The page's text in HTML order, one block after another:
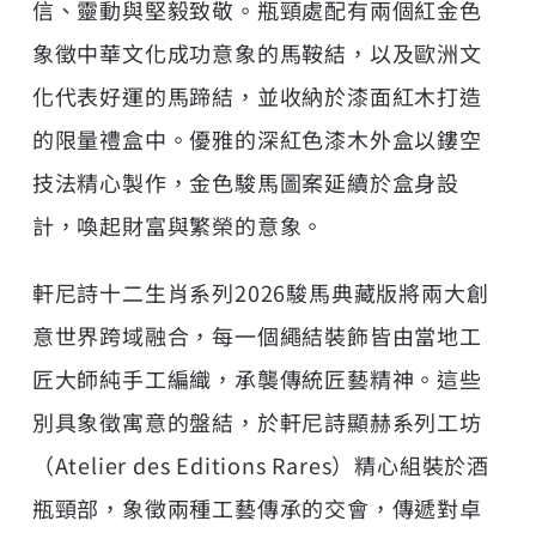
信、靈動與堅毅致敬。瓶頸處配有兩個紅金色
象徵中華文化成功意象的馬鞍結，以及歐洲文
化代表好運的馬蹄結，並收納於漆面紅木打造
的限量禮盒中。優雅的深紅色漆木外盒以鏤空
技法精心製作，金色駿馬圖案延續於盒身設
計，喚起財富與繁榮的意象。
軒尼詩十二生肖系列2026駿馬典藏版將兩大創
意世界跨域融合，每一個繩結裝飾皆由當地工
匠大師純手工編織，承襲傳統匠藝精神。這些
別具象徵寓意的盤結，於軒尼詩顯赫系列工坊
（Atelier des Editions Rares）精心組裝於酒
瓶頸部，象徵兩種工藝傳承的交會，傳遞對卓